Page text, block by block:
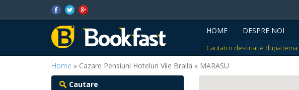
HOME DESPRE NOI
Cautati o destinatie dupa tema:
Home » Cazare Pensiuni Hoteluri Vile Braila » MARASU
Cautare